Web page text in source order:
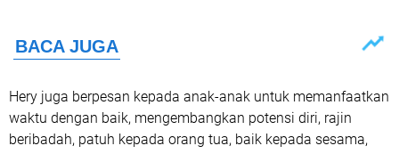
Hery juga berpesan kepada anak-anak untuk memanfaatkan
waktu dengan baik, mengembangkan potensi diri, rajin
beribadah, patuh kepada orang tua, baik kepada sesama,